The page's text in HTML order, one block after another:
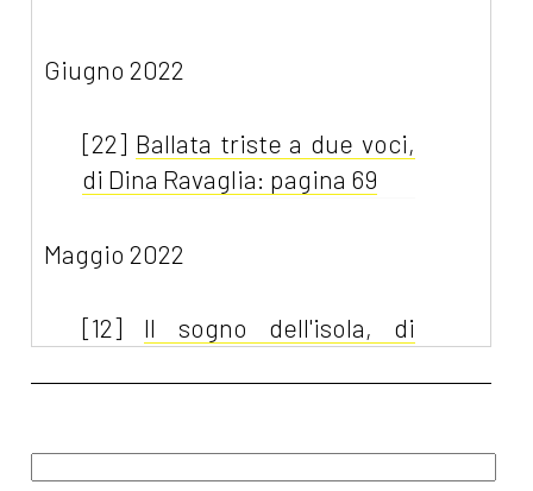
Giugno 2022
[22] Ballata triste a due voci,
di Dina Ravaglia: pagina 69
Maggio 2022
[12] Il sogno dell'isola, di